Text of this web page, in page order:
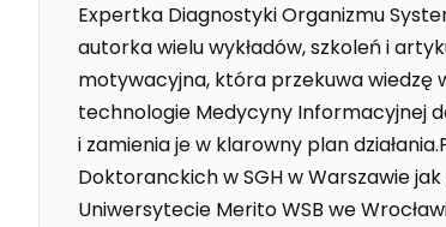
Expertka Diagnostyki Organizmu
autorka wielu wykładów, szkoleń i
motywacyjna, która przekuwa wiedzę
technologie Medycyny Informacyjnej
i zamienia je w klarowny plan
Doktoranckich w SGH w Warszawie
Uniwersytecie Merito WSB we